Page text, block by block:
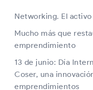
Networking. El
Mucho más que
emprendimiento
13 de junio: Día
Coser, una
emprendimientos